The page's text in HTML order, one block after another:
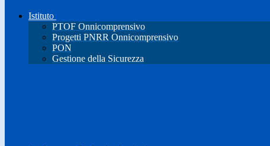
Istituto
PTOF Onnicomprensivo
Progetti PNRR Onnicomprensivo
PON
Gestione della Sicurezza